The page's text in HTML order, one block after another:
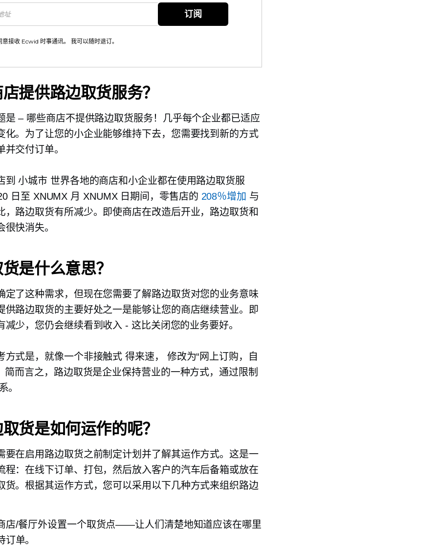
订阅
意接收 Ecwid 时事通讯。 我可以随时退订。
提供路边取货服务？
是–哪些商店不提供路边取货服务！几乎每个企业都已适应
化。为了让您的小企业能够维持下去，您需要找到新的方式
并交付订单。
到小城市 世界各地的商店和小企业都在使用路边取货服
日至 XNUMX 月 XNUMX 日期间，零售店的 208％增加 与
，路边取货有所减少。即使商店在改造后开业，路边取货和
很快消失。
是什么意思？
定了这种需求，但现在您需要了解路边取货对您的业务意味
供路边取货的主要好处之一是能够让您的商店继续营业。即
减少，您仍会继续看到收入 - 这比关闭您的业务要好。
方式是，就像一个非接触式得来速，
修改为“网上订购，自
简而言之，路边取货是企业保持营业的一种方式，通过限制
。
货是如何运作的呢？
要在启用路边取货之前制定计划并了解其运作方式。这是一
程：在线下订单、打包，然后放入客户的汽车后备箱或放在
货。根据其运作方式，您可以采用以下几种方式来组织路边
店/餐厅外设置一个取货点——让人们清楚地知道应该在哪里
订单。